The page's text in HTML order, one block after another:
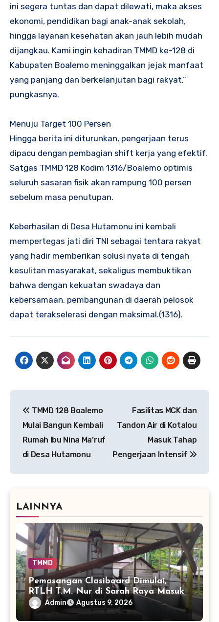
ini segera tuntas dan dapat dilewati, maka akses
ekonomi, pendidikan bagi anak-anak sekolah,
hingga layanan kesehatan akan jauh lebih mudah
dijangkau. Kami ingin kehadiran TMMD ke-128 di
Kabupaten Boalemo meninggalkan jejak manfaat
yang panjang dan berkelanjutan bagi rakyat,”
pungkasnya.
Menuju Target 100 Persen
Hingga berita ini diturunkan, pengerjaan terus
dipacu dengan pembagian shift kerja yang efektif.
Satgas TMMD 128 Kodim 1316/Boalemo optimis
seluruh sasaran fisik akan rampung 100 persen
sebelum masa penutupan.
Keberhasilan di Desa Hutamonu ini kembali
mempertegas jati diri TNI sebagai tentara rakyat
yang hadir memberikan solusi nyata di tengah
kesulitan masyarakat, sekaligus membuktikan
bahwa dengan kekuatan swadaya dan
kebersamaan, pembangunan di daerah pelosok
dapat terakselerasi dengan maksimal.(1316).
pos
TMMD 128 Boalemo
Mulai Bangun Kembali
Rumah Ibu Nina Ma’ruf
di Desa Hutamonu
Fasilitas MCK dan
Tandon Air di Kotalou
Masuk Tahap
Pengerjaan Intensif
LAINNYA
TMMD
Pemasangan Clasiboard Dimulai,
RTLH T.M. Nur di Sarah Raya Masuki
Tahap Baru
Admin Agustus 9, 2026